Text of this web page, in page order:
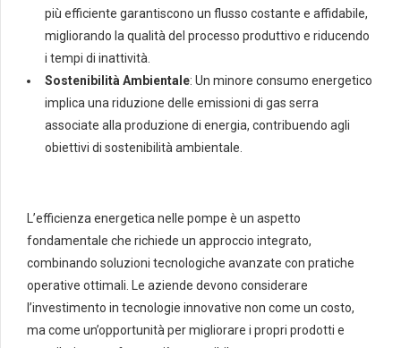
più efficiente garantiscono un flusso costante e affidabile,
migliorando la qualità del processo produttivo e riducendo
i tempi di inattività.
Sostenibilità Ambientale: Un minore consumo energetico
implica una riduzione delle emissioni di gas serra
associate alla produzione di energia, contribuendo agli
obiettivi di sostenibilità ambientale.
L’efficienza energetica nelle pompe è un aspetto
fondamentale che richiede un approccio integrato,
combinando soluzioni tecnologiche avanzate con pratiche
operative ottimali. Le aziende devono considerare
l’investimento in tecnologie innovative non come un costo,
ma come un’opportunità per migliorare i propri prodotti e